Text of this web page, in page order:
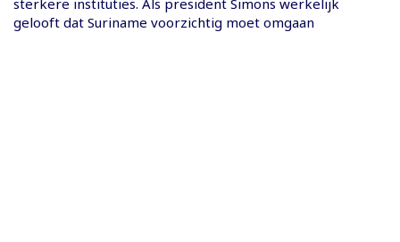
gelooft dat Suriname voorzichtig moet omgaan